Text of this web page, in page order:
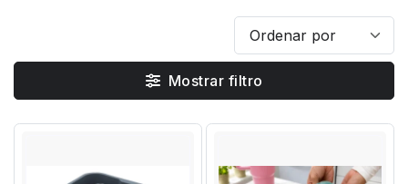
Mostrar filtro